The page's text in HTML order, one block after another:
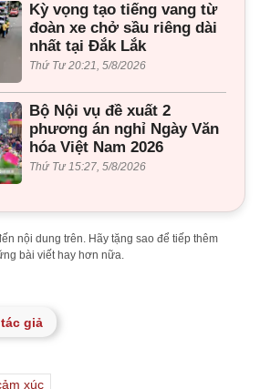
Kỳ vọng tạo tiếng vang từ
đoàn xe chở sầu riêng dài
nhất tại Đắk Lắk
Thứ Tư 20:21, 5/8/2026
Bộ Nội vụ đề xuất 2
phương án nghỉ Ngày Văn
hóa Việt Nam 2026
Thứ Tư 15:27, 5/8/2026
nội dung trên. Hãy tặng sao để tiếp thêm
bài viết hay hơn nữa.
giả
xúc